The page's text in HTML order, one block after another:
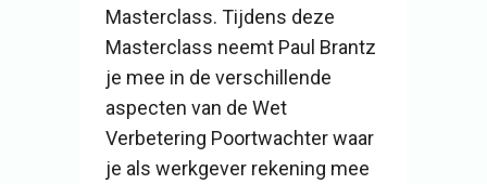
Masterclass. Tijdens deze
Masterclass neemt Paul Brantz
je mee in de verschillende
aspecten van de Wet
Verbetering Poortwachter waar
je als werkgever rekening mee